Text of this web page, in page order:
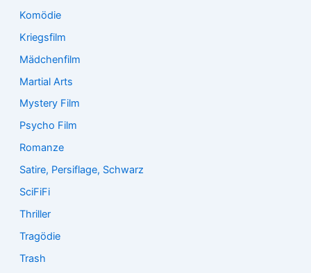
Komödie
Kriegsfilm
Mädchenfilm
Martial Arts
Mystery Film
Psycho Film
Romanze
Satire, Persiflage, Schwarz
SciFiFi
Thriller
Tragödie
Trash